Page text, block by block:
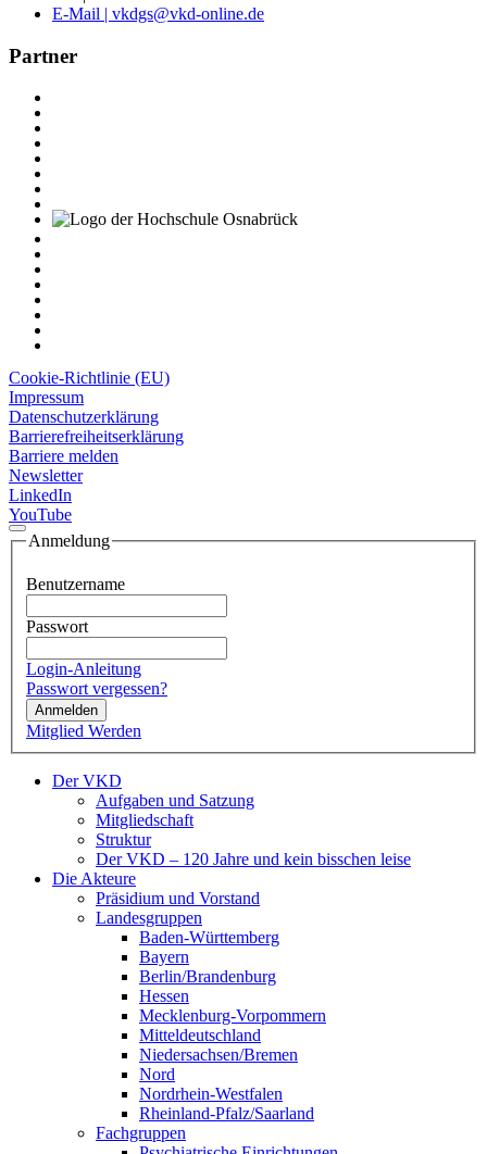
E-Mail | vkdgs@vkd-online.de
Partner
Cookie-Richtlinie (EU)
Impressum
Datenschutzerklärung
Barrierefreiheitserklärung
Barriere melden
Newsletter
LinkedIn
YouTube
Anmeldung
Benutzername
Passwort
Login-Anleitung
Passwort vergessen?
Anmelden
Mitglied Werden
Der VKD
Aufgaben und Satzung
Mitgliedschaft
Struktur
Der VKD – 120 Jahre und kein bisschen leise
Die Akteure
Präsidium und Vorstand
Landesgruppen
Baden-Württemberg
Bayern
Berlin/Brandenburg
Hessen
Mecklenburg-Vorpommern
Mitteldeutschland
Niedersachsen/Bremen
Nord
Nordrhein-Westfalen
Rheinland-Pfalz/Saarland
Fachgruppen